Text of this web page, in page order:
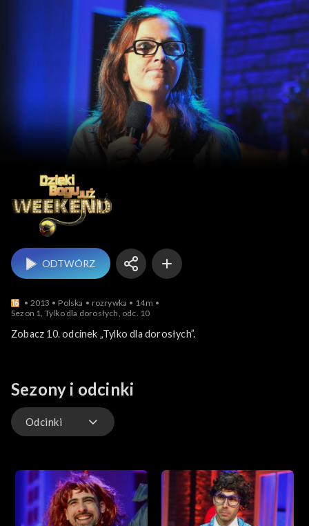
Dzięki Bogu już
ODTWÓRZ
2013 Polska rozrywka
14m
Sezon 1, Tylko dla dorosłych, odc. 10
Zobacz 10. odcinek „Tylko dla dorosłych”.
Sezony i odcinki
Odcinki